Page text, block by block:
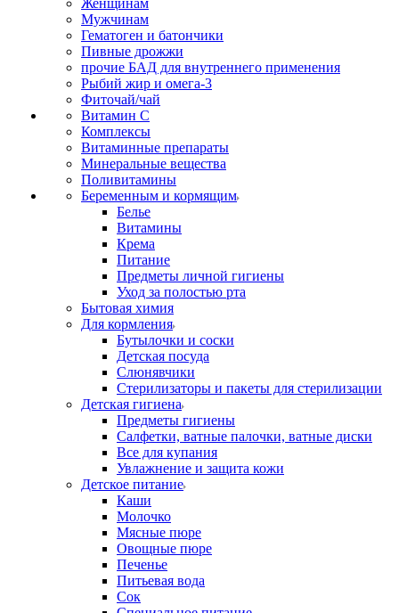
Женщинам
Мужчинам
Гематоген и батончики
Пивные дрожжи
прочие БАД для внутреннего применения
Рыбий жир и омега-3
Фиточай/чай
Витамин С
Комплексы
Витаминные препараты
Минеральные вещества
Поливитамины
Беременным и кормящим
Белье
Витамины
Крема
Питание
Предметы личной гигиены
Уход за полостью рта
Бытовая химия
Для кормления
Бутылочки и соски
Детская посуда
Слюнявчики
Стерилизаторы и пакеты для стерилизации
Детская гигиена
Предметы гигиены
Салфетки, ватные палочки, ватные диски
Все для купания
Увлажнение и защита кожи
Детское питание
Каши
Молочко
Мясные пюре
Овощные пюре
Печенье
Питьевая вода
Сок